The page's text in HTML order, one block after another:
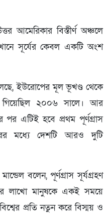
আমেরিকার বিস্তীর্ণ অঞ্চলে
সূর্যের কেবল একটি অংশ
ইউরোপের মূল ভূখণ্ড থেকে
গিয়েছিল ২০০৬ সালে। আর
এটিই হবে প্রথম পূর্ণগ্রাস
মধ্যে দেশটি আরও দুটি
বলেন, পূর্ণগ্রাস সূর্যগ্রহণ
লাখো মানুষকে একই সময়ে
প্রতি নতুন করে বিস্ময় ও